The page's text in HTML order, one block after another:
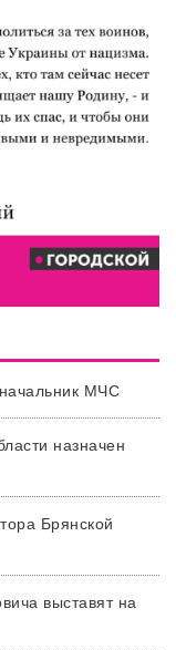
МЧС
назначен
Брянской
выставят на